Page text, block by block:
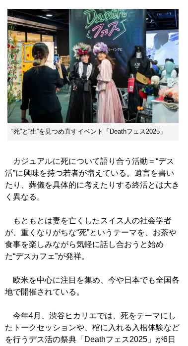
“死”と“生”を見つめ直すイベント「Deathフェス2025」
カジュアルに死について語り合う活動＝“デス
活”に興味を持つ若者が増えている。遺言を書い
たり、葬儀を具体的に考えたりする終活とは大き
く異なる。
もともとは妻を亡くしたスイス人の社会学者
が、重くなりがちな“死”というテーマを、お茶や
食事を楽しみながら気軽に話し合おうと始め
た“デスカフェ”が発祥。
欧米を中心に注目を集め、今や日本でも全国各
地で開催されている。
今年4月、渋谷ヒカリエでは、死をテーマにし
たトークセッションや、棺に入れる入棺体験など
を行うデス活の祭典「Deathフェス2025」が6日